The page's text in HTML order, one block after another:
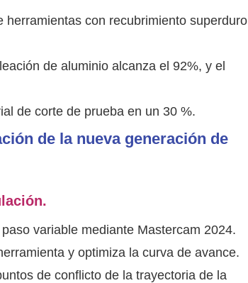
con recubrimiento superduro
de aluminio alcanza el 92%, y el
de corte de prueba en un 30 %.
de la nueva generación de
variable mediante Mastercam 2024.
y optimiza la curva de avance.
de conflicto de la trayectoria de la